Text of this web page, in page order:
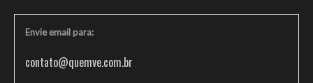
Envie email para:
contato@quemve.com.br